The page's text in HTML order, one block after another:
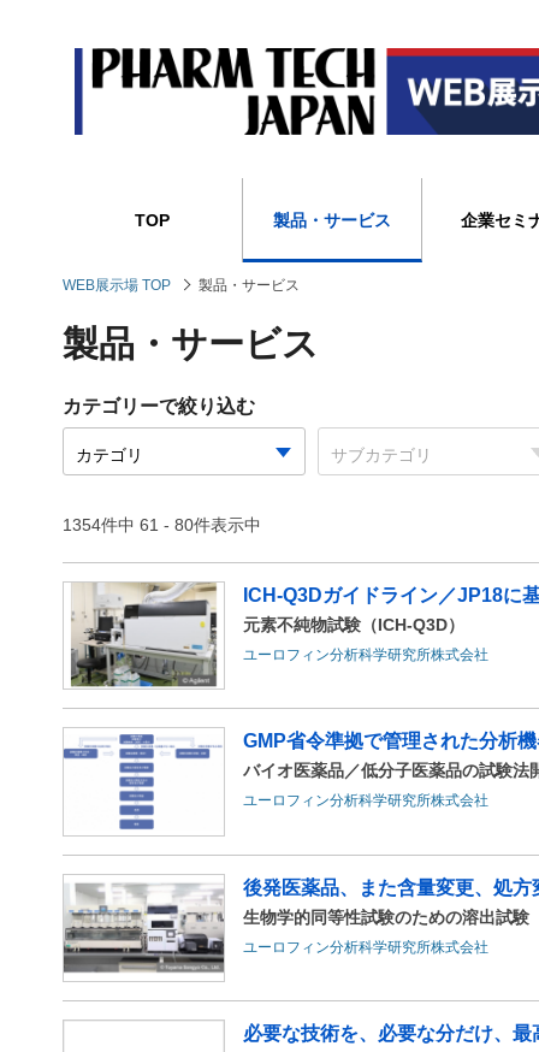
TOP 製品・サービス 企業セミ
WEB展示場 TOP 製品・サービス
製品・サービス
カテゴリーで絞り込む
1354件中 61 - 80件表示中
ICH-Q3Dガイドライン／JP18に
元素不純物試験（ICH-Q3D）
ユーロフィン分析科学研究所株式会社
GMP省令準拠で管理された分析
バイオ医薬品／低分子医薬品の試験法
ユーロフィン分析科学研究所株式会社
後発医薬品、また含量変更、処
生物学的同等性試験のための溶出試験
ユーロフィン分析科学研究所株式会社
必要な技術を、必要な分だけ、